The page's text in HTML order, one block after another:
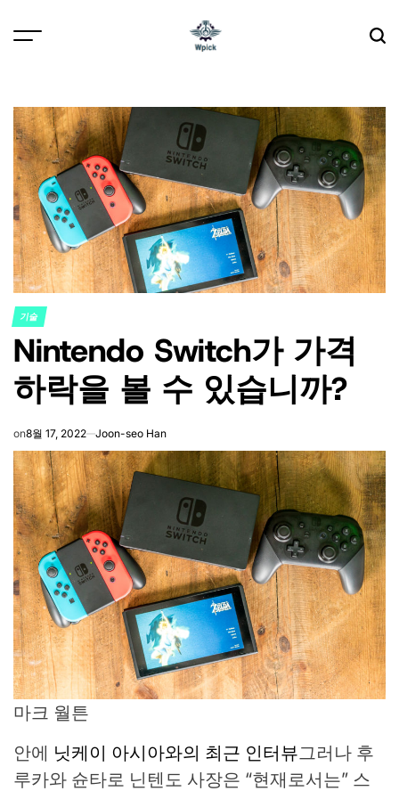
POSTED
IN
기술
Nintendo Switch가 가격
하락을 볼 수 있습니까?
on8월 17, 2022 Joon-seo Han
마크 월튼
안에 닛케이 아시아와의 최근 인터뷰그러나 후
루카와 슌타로 닌텐도 사장은 “현재로서는” 스